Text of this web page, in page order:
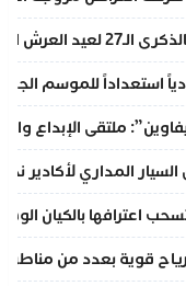
الهدر المدرسي
استعداداً للموسم
ملتقى الإبداع
المداري لأكادير
تسحب اعترافها بالكيان
قوية بعدد من مناطق